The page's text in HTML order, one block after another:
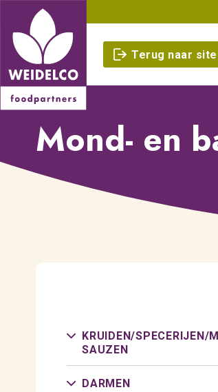
Terug naar site
Mond- en
KRUIDEN/SPECERIJEN/
SAUZEN
DARMEN